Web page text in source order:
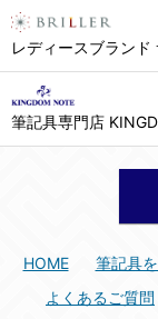
レディースブランド
筆記具専門店
HOME 筆記具
よくあるご質問